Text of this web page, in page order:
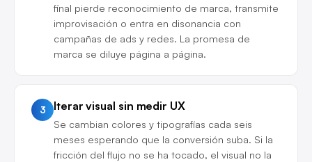
final pierde reconocimiento de marca, transmite
improvisación o entra en disonancia con
campañas de ads y redes. La promesa de
marca se diluye página a página.
3 Iterar visual sin medir UX
Se cambian colores y tipografías cada seis
meses esperando que la conversión suba. Si la
fricción del flujo no se ha tocado, el visual no la